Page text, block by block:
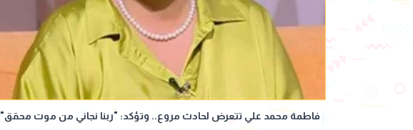
فاطمة محمد علي تتعرض لحادث مروع.. وتؤكد: "ربنا نجاني من موت محقق"